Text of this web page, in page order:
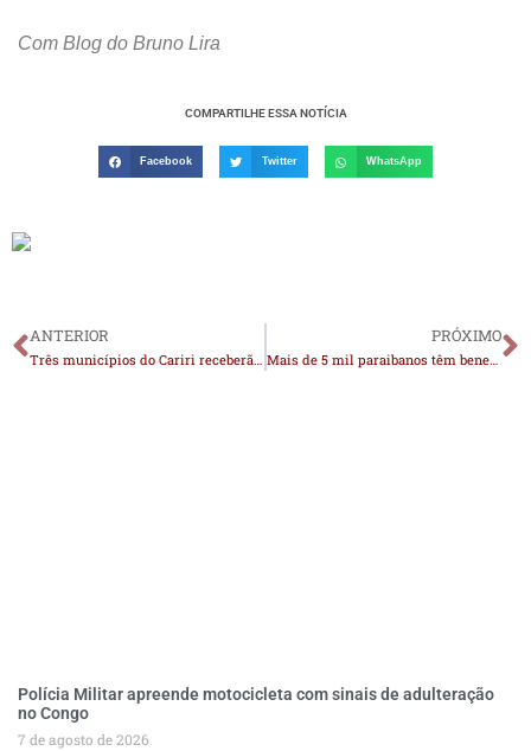
Com Blog do Bruno Lira
COMPARTILHE ESSA NOTÍCIA
Facebook Twitter WhatsApp
ANTERIOR
Três municípios do Cariri receberão novos carros-pipa da Codevasf para enfrentamento da crise hídrica na Paraíba
PRÓXIMO
Mais de 5 mil paraibanos têm benefício BPC bloqueado; saiba como desbloquear
Polícia Militar apreende motocicleta com sinais de adulteração
no Congo
7 de agosto de 2026